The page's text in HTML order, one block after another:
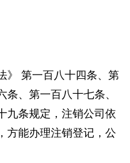
》 第一百八十四条、第
、第一百八十七条、
九条规定，注销公司依
方能办理注销登记，公